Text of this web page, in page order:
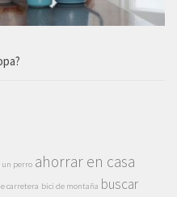
perro ahorrar en casa
carretera bici de montaña buscar